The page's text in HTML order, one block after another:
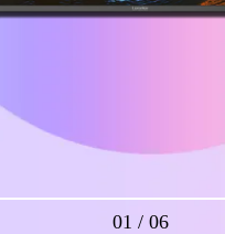
01 / 06